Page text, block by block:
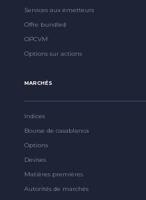
Services aux émetteurs
Offre bundled
OPCVM
Options sur actions
MARCHÉS
Indices
Bourse de casablanca
Options
Devises
Matières premières
Autorités de marchés